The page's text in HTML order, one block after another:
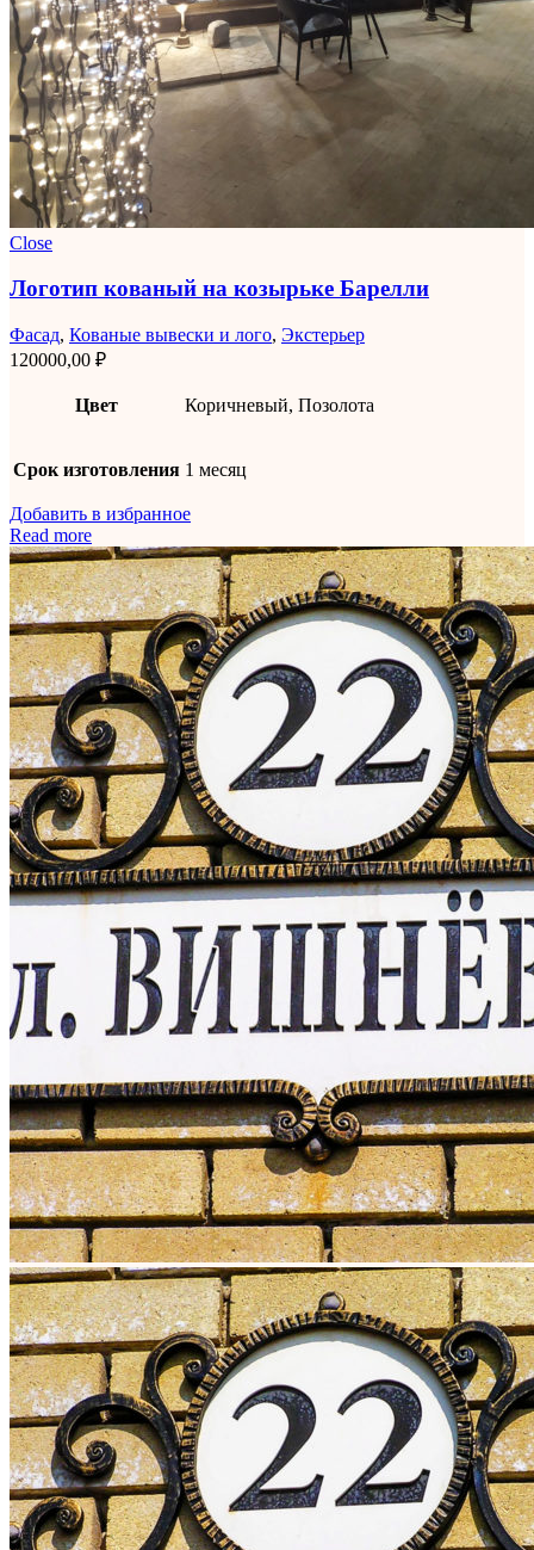
Close
Логотип кованый на козырьке Барелли
Фасад, Кованые вывески и лого, Экстерьер
120000,00 ₽
Цвет Коричневый, Позолота
Срок изготовления 1 месяц
Добавить в избранное
Read more